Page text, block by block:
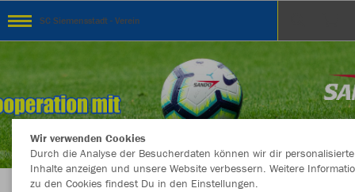
SC Siemensstadt - Verein
Wir verwenden Cookies
Durch die Analyse der Besucherdaten können wir dir personalisierte
Inhalte anzeigen und unsere Website verbessern. Weitere
zu den Cookies findest Du in den Einstellungen.